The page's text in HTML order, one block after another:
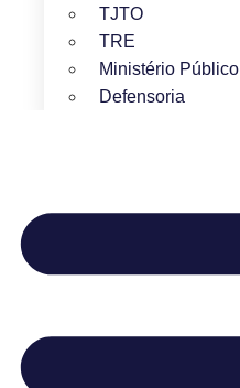
TJTO
TRE
Ministério Público
Defensoria